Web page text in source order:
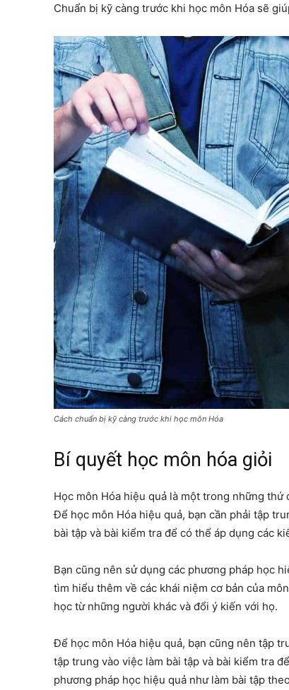
Chuẩn bị kỹ càng trước khi học môn Hóa sẽ
Cách chuẩn bị kỹ càng trước khi học môn Hóa
Bí quyết học môn hóa giỏi
Học môn Hóa hiệu quả là một trong những
Để học môn Hóa hiệu quả, bạn cần phải tập
bài tập và bài kiểm tra để có thể áp dụng các
Bạn cũng nên sử dụng các phương pháp học
tìm hiểu thêm về các khái niệm cơ bản của
học từ những người khác và đổi ý kiến với họ.
Để học môn Hóa hiệu quả, bạn cũng nên tập
tập trung vào việc làm bài tập và bài kiểm tra
phương pháp học hiệu quả như làm bài tập